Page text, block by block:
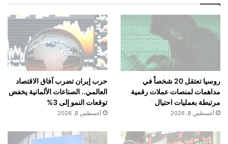
تنويه من موقعنا
تم جلب هذا المحتوى بشكل آلي من المصدر:
yalebnan.org
بتاريخ: 2025-12-29 22:18:00
الآراء والمعلومات الواردة في هذا المقال لا تعبر بالضرورة عن
رأي موقعنا والمسؤولية الكاملة تقع على عاتق المصدر
روسيا تعتقل 20 شخصاً في
مداهمات لمنصات عملات رقمية
مرتبطة بعمليات احتيال
أغسطس 8, 2026
حرب إيران تضرب آفاق الاقتصاد
العالمي.. الصناعات الألمانية يخفض
توقعات النمو إلى 3%
أغسطس 8, 2026